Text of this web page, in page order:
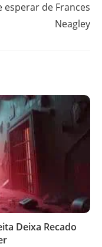
esperar de Frances
Neagley
Deixa Recado